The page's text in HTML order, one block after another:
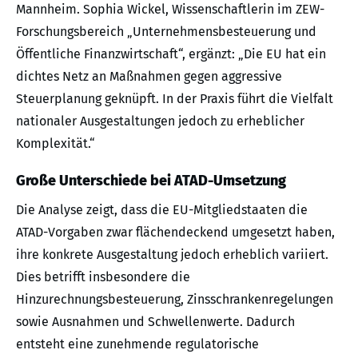
Mannheim. Sophia Wickel, Wissenschaftlerin im ZEW-
Forschungsbereich „Unternehmensbesteuerung und
Öffentliche Finanzwirtschaft“, ergänzt: „Die EU hat ein
dichtes Netz an Maßnahmen gegen aggressive
Steuerplanung geknüpft. In der Praxis führt die Vielfalt
nationaler Ausgestaltungen jedoch zu erheblicher
Komplexität.“
Große Unterschiede bei ATAD-Umsetzung
Die Analyse zeigt, dass die EU-Mitgliedstaaten die
ATAD-Vorgaben zwar flächendeckend umgesetzt haben,
ihre konkrete Ausgestaltung jedoch erheblich variiert.
Dies betrifft insbesondere die
Hinzurechnungsbesteuerung, Zinsschrankenregelungen
sowie Ausnahmen und Schwellenwerte. Dadurch
entsteht eine zunehmende regulatorische